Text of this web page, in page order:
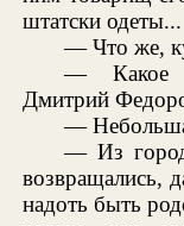
штатски одеты...
— Что же,
— Какое
Дмитрий
—
— Из
возвращались,
надоть быть